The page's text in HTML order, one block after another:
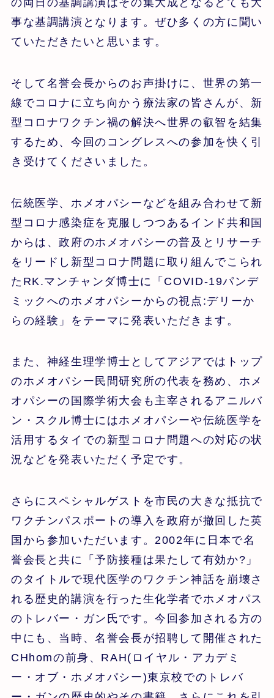
事な基調講演となります。ぜひ多くの方に聞い
ていただきたいと思います。
そして名誉会長からのお声掛けに、世界の第一
線でコロナに立ち向かう療法家の皆さんが、新
型コロナワクチン禍の解決へ世界の叡智を結集
するため、今回のコングレスへの参加を快く引
き受けてくださいました。
伝統医学、ホメオパシーなどを組み合わせて新
型コロナ感染症を克服しつつあるインド共和国
からは、政府のホメオパシーの普及とリサーチ
をリードし新型コロナ問題に取り組んでこられ
たRK.マンチャンダ博士に「COVID-19パンデ
ミックへのホメオパシーからの視点:デリーか
らの経験」をテーマに発表いただきます。
また、神経生理学博士としてアジアではトップ
のホメオパシー民間研究所の代表を務め、ホメ
オパシーの国際学術大会も主宰されるアニルバ
ン・スクル博士にはホメオパシーや伝統医学を
活用するタイでの新型コロナ問題への対応の状
況などを発表いただく予定です。
さらにスペシャルゲストを市民の大きな抵抗で
ワクチンパスポートの導入を政府が撤回した英
国から参加いただいます。2002年に日本で名
誉会長と共に「予防接種は果たして有効か?」
のタイトルで現代医学のワクチン神話を崩壊さ
れる歴史的講演を行った生化学者でホメオパス
のトレバー・ガン氏です。今回参加される方の
中にも、当時、名誉会長が招聘して開催された
CHhomの前身、RAH(ロイヤル・アカデミ
ー・オブ・ホメオパシー)東京校でのトレバ